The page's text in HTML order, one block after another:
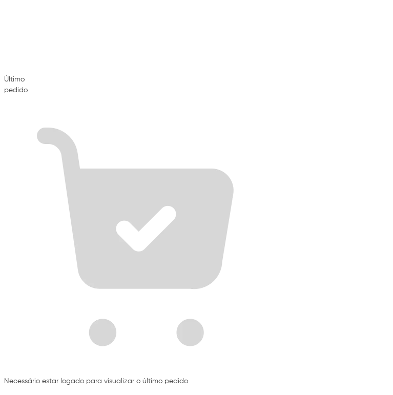
Último
pedido
Necessário estar logado para visualizar o último pedido